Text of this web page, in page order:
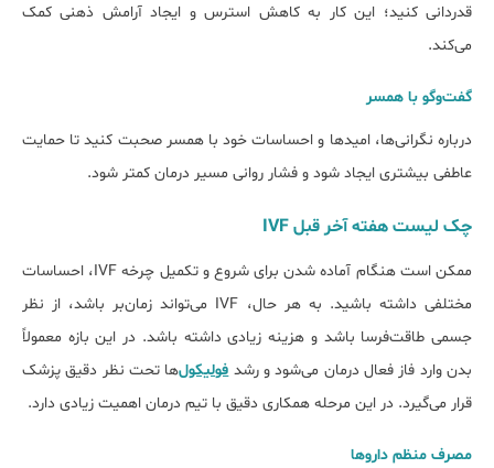
قدردانی کنید؛ این کار به کاهش استرس و ایجاد آرامش ذهنی کمک
می‌کند.
گفت‌وگو با همسر
درباره نگرانی‌ها، امیدها و احساسات خود با همسر صحبت کنید تا حمایت
عاطفی بیشتری ایجاد شود و فشار روانی مسیر درمان کمتر شود.
چک لیست هفته آخر قبل IVF
ممکن است هنگام آماده شدن برای شروع و تکمیل چرخه IVF، احساسات
مختلفی داشته باشید. به هر حال، IVF می‌تواند زمان‌بر باشد، از نظر
جسمی طاقت‌فرسا باشد و هزینه زیادی داشته باشد. در این بازه معمولاً
بدن وارد فاز فعال درمان می‌شود و رشد فولیکول‌ها تحت نظر دقیق پزشک
قرار می‌گیرد. در این مرحله همکاری دقیق با تیم درمان اهمیت زیادی دارد.
مصرف منظم داروها